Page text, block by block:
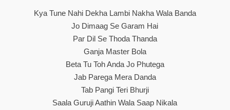
Kya Tune Nahi Dekha Lambi Nakha Wala Banda
Jo Dimaag Se Garam Hai
Par Dil Se Thoda Thanda
Ganja Master Bola
Beta Tu Toh Anda Jo Phutega
Jab Parega Mera Danda
Tab Pangi Teri Bhurji
Saala Guruji Aathin Wala Saap Nikala